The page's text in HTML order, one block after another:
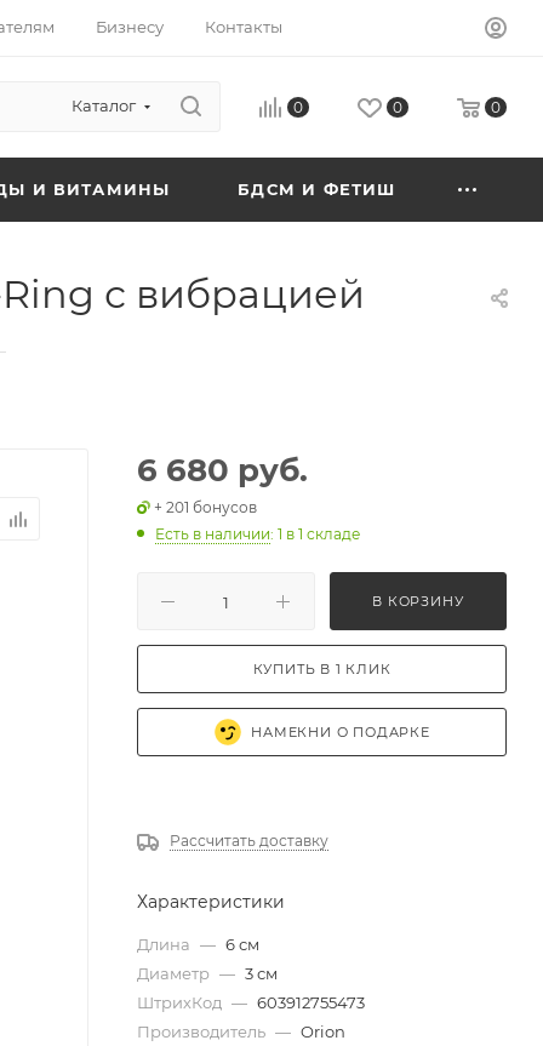
Бизнесу Контакты
Каталог 0 0 0
И ВИТАМИНЫ БДСМ И ФЕТИШ
с вибрацией
6 680 руб.
+ 201 бонусов
Есть в наличии: 1 в 1 складе
В КОРЗИНУ
КУПИТЬ В 1 КЛИК
НАМЕКНИ О ПОДАРКЕ
Рассчитать доставку
Характеристики
Длина — 6 см
Диаметр — 3 см
ШтрихКод — 603912755473
Производитель — Orion